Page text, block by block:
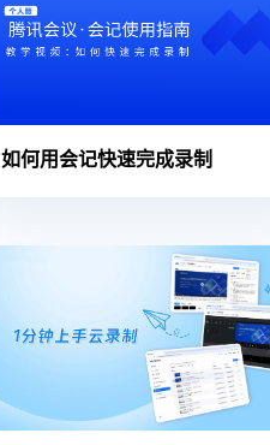
如何用会记快速完成录制